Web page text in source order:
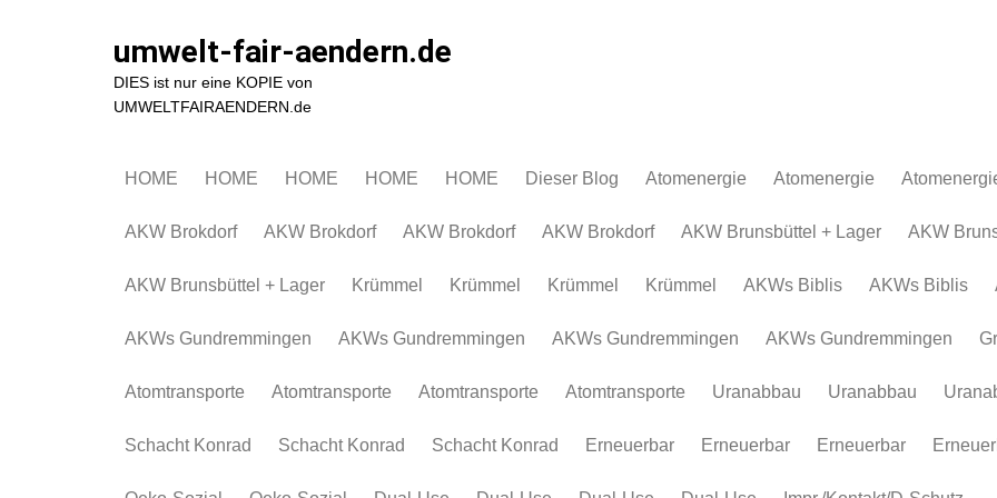
umwelt-fair-aendern.de
DIES ist nur eine KOPIE von
UMWELTFAIRAENDERN.de
HOME HOME HOME HOME HOME Dieser Blog Atomenergie
Atomkraftwerke
AKW
Krümmel
AKWs Biblis
Atomenergie
Atomkraftwerke
Atommüll
Rohstoffe und Konflikte
Atommüll
Rohstoffe
AKW Brokdorf AKW Brokdorf AKW Brokdorf AKW Brokdorf AKW Brunsbüttel + Lager AKW
AKW Brunsbüttel + Lager Krümmel Krümmel Krümmel Krümmel AKWs Biblis AKWs Biblis
AKWs Gundremmingen AKWs Gundremmingen AKWs Gundremmingen AKWs Gundremmingen
Atomtransporte Atomtransporte Atomtransporte Atomtransporte Uranabbau Uranabbau
Schacht Konrad Schacht Konrad Schacht Konrad Erneuerbar Erneuerbar Erneuerbar